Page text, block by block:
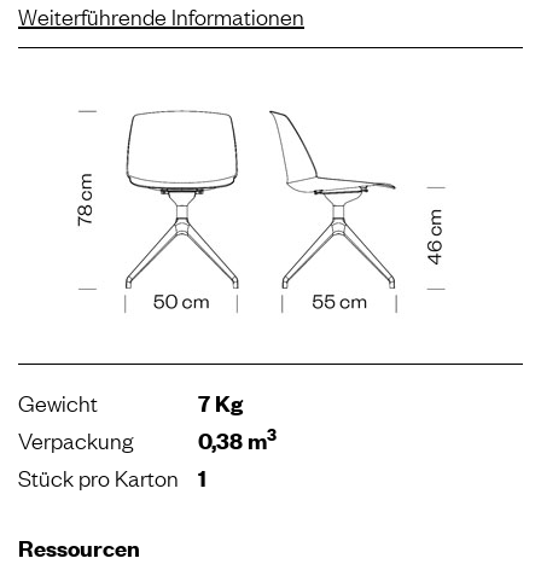
Weiterführende Informationen
Gewicht 7 Kg
Verpackung 0,38 m3
Stück pro Karton 1
Ressourcen